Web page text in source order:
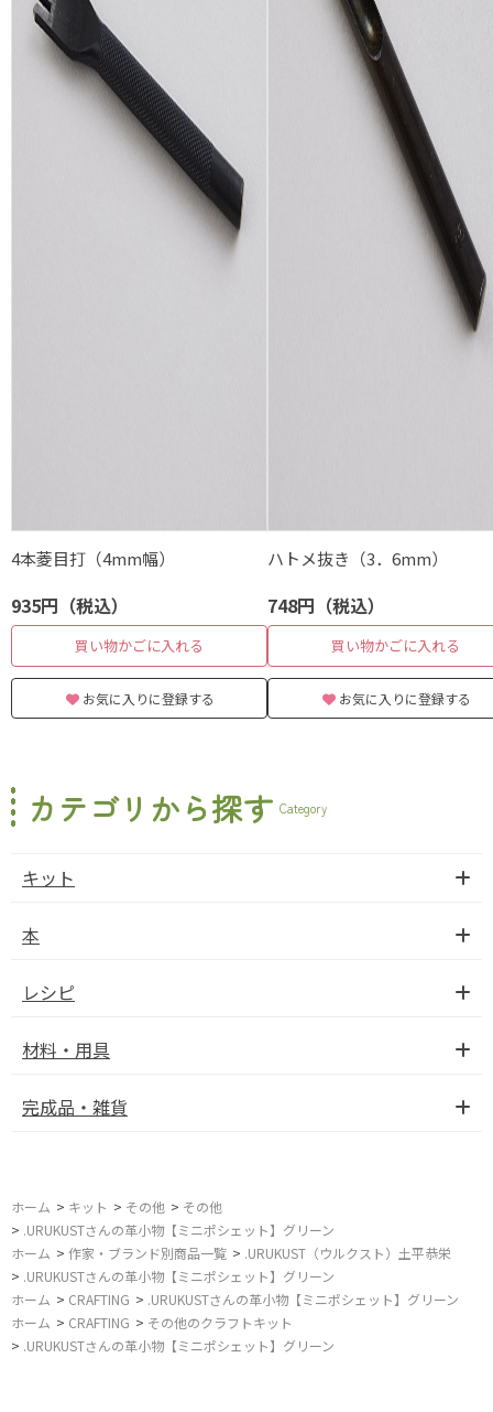
4本菱目打（4mm幅）
935円（税込）
買い物かごに入れる
お気に入りに登録する
ハトメ抜き（3．6mm）
748円（税込）
買い物かごに入れる
お気に入りに登録する
カテゴリから探す Category
キット
本
レシピ
材料・用具
完成品・雑貨
ホーム > キット > その他 > その他
> .URUKUSTさんの革小物【ミニポシェット】グリーン
ホーム > 作家・ブランド別商品一覧 > .URUKUST（ウルクスト）土平恭栄
> .URUKUSTさんの革小物【ミニポシェット】グリーン
ホーム > CRAFTING > .URUKUSTさんの革小物【ミニポシェット】グリーン
ホーム > CRAFTING > その他のクラフトキット
> .URUKUSTさんの革小物【ミニポシェット】グリーン